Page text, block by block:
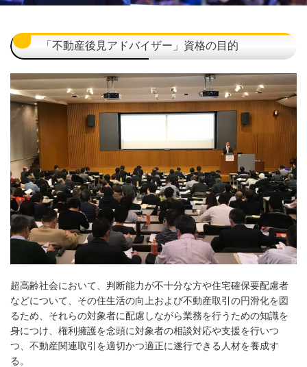
「不動産後見アドバイザー」資格の目的
超高齢社会において、判断能力が不十分な方や住宅確保要配慮者
などについて、その住生活の向上および不動産取引の円滑化を図
るため、それらの対象者に配慮しながら業務を行うための知識を
身につけ、権利擁護を念頭に対象者の相談対応や支援を行いつ
つ、不動産関連取引を適切かつ適正に遂行できる人材を養成す
る。